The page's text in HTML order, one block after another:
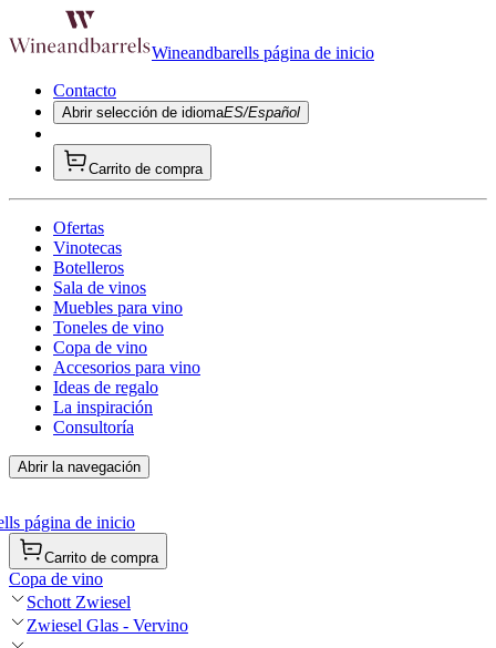
Wineandbarells página de inicio
Contacto
Abrir selección de idiomaES/Español
Carrito de compra
Ofertas
Vinotecas
Botelleros
Sala de vinos
Muebles para vino
Toneles de vino
Copa de vino
Accesorios para vino
Ideas de regalo
La inspiración
Consultoría
Abrir la navegación
página de inicio
Carrito de compra
Copa de vino
Schott Zwiesel
Zwiesel Glas - Vervino